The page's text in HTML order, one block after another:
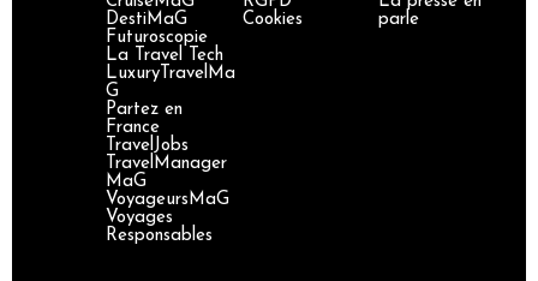
DestiMaG
Futuroscopie
La Travel Tech
LuxuryTravelMa
G
Partez en
France
TravelJobs
TravelManager
MaG
VoyageursMaG
Voyages
Responsables
Cookies
parle